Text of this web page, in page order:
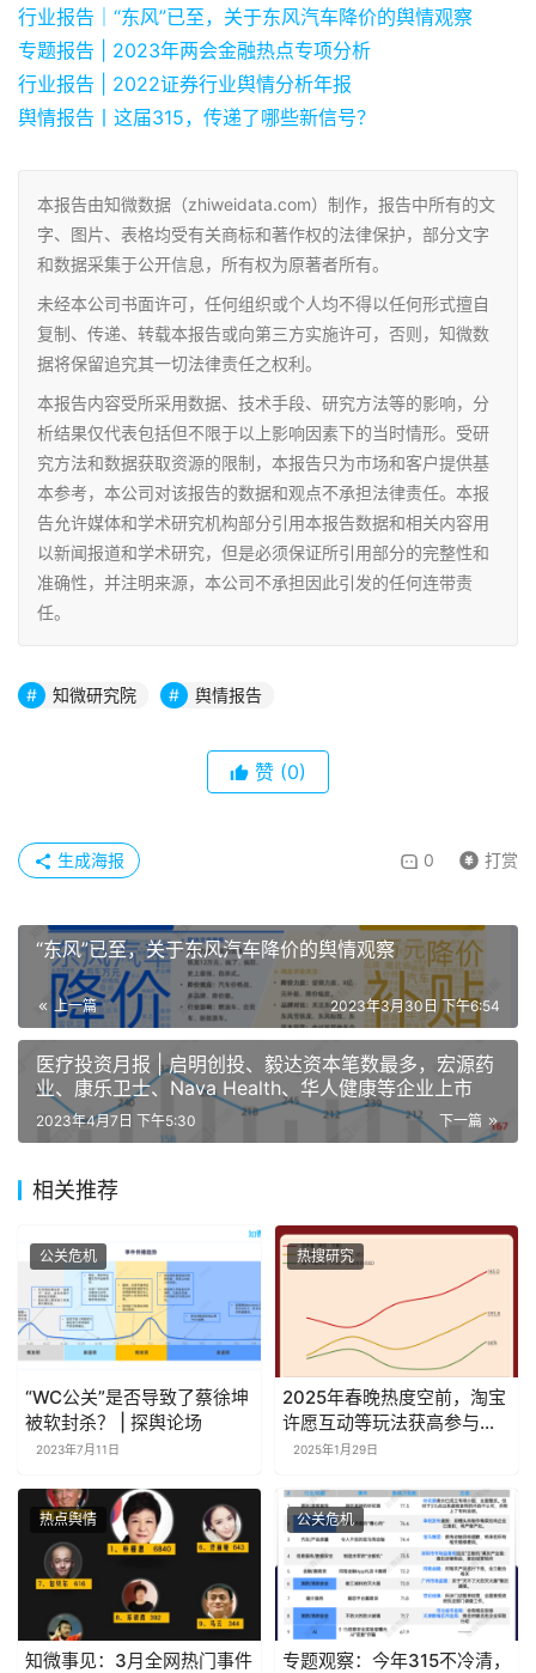
行业报告｜“东风”已至，关于东风汽车降价的舆情观察
专题报告 | 2023年两会金融热点专项分析
行业报告 | 2022证券行业舆情分析年报
舆情报告丨这届315，传递了哪些新信号？
本报告由知微数据（zhiweidata.com）制作，报告中所有的文
字、图片、表格均受有关商标和著作权的法律保护，部分文字
和数据采集于公开信息，所有权为原著者所有。
未经本公司书面许可，任何组织或个人均不得以任何形式擅自
复制、传递、转载本报告或向第三方实施许可，否则，知微数
据将保留追究其一切法律责任之权利。
本报告内容受所采用数据、技术手段、研究方法等的影响，分
析结果仅代表包括但不限于以上影响因素下的当时情形。受研
究方法和数据获取资源的限制，本报告只为市场和客户提供基
本参考，本公司对该报告的数据和观点不承担法律责任。本报
告允许媒体和学术研究机构部分引用本报告数据和相关内容用
以新闻报道和学术研究，但是必须保证所引用部分的完整性和
准确性，并注明来源，本公司不承担因此引发的任何连带责
任。
知微研究院 舆情报告
赞 (0)
0 打赏
生成海报
“东风”已至，关于东风汽车降价的舆情观察
上一篇 2023年3月30日 下午6:54
医疗投资月报 | 启明创投、毅达资本笔数最多，宏源药
业、康乐卫士、Nava Health、华人健康等企业上市
下一篇
2023年4月7日 下午5:30
相关推荐
公关危机
“WC公关”是否导致了蔡徐坤
被软封杀？ | 探舆论场
2023年7月11日
热搜研究
2025年春晚热度空前，淘宝
许愿互动等玩法获高参与度
｜探舆论场
2025年1月29日
热点舆情
知微事见：3月全网热门事件
公关危机
专题观察：今年315不冷清，